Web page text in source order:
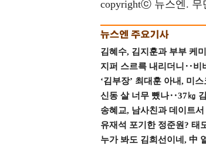
copyrightⓒ 뉴스엔. 무
김혜수, 김지훈과 부부 케
지퍼 스르륵 내리더니‥비
‘김부장’ 최대훈 아내, 미
신동 살 너무 뺐나‥37㎏
송혜교, 남사친과 데이트
유재석 포기한 정준원? 태
누가 봐도 김희선이네, 中